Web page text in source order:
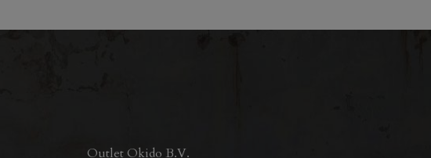
Outlet Okido B.V.